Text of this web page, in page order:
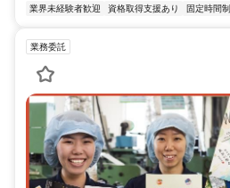
業界未経験者歓迎 資格取得支援あり 固定時間制
業務委託